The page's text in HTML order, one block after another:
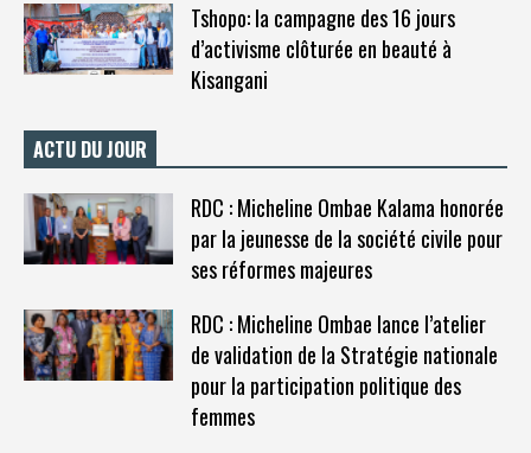
Tshopo: la campagne des 16 jours
d’activisme clôturée en beauté à
Kisangani
ACTU DU JOUR
RDC : Micheline Ombae Kalama honorée
par la jeunesse de la société civile pour
ses réformes majeures
RDC : Micheline Ombae lance l’atelier
de validation de la Stratégie nationale
pour la participation politique des
femmes